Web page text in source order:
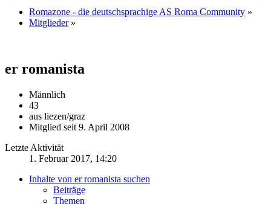
Romazone - die deutschsprachige AS Roma Community »
Mitglieder »
er romanista
Männlich
43
aus liezen/graz
Mitglied seit 9. April 2008
Letzte Aktivität
1. Februar 2017, 14:20
Inhalte von er romanista suchen
Beiträge
Themen